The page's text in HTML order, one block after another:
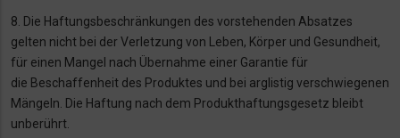
8. Die Haftungsbeschränkungen des vorstehenden Absatzes
gelten nicht bei der Verletzung von Leben, Körper und Gesundheit,
für einen Mangel nach Übernahme einer Garantie für
die Beschaffenheit des Produktes und bei arglistig verschwiegenen
Mängeln. Die Haftung nach dem Produkthaftungsgesetz bleibt
unberührt.